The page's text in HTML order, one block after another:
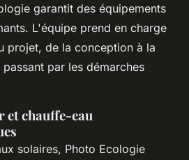
garantit des équipements
L'équipe prend en charge
projet, de la conception à la
par les démarches
et chauffe-eau
solaires, Photo Ecologie